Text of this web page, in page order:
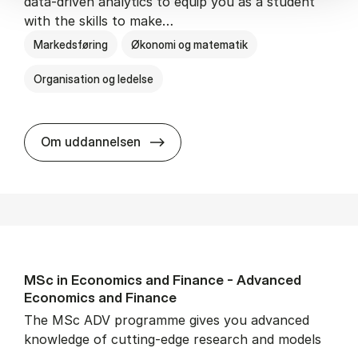
with the skills to make…
Markedsføring Økonomi og matematik
Organisation og ledelse
Om uddannelsen MSc in Eco­nom­ics and
MSc in Eco­nom­ics and Fin­ance - Ad­vanced
Eco­nom­ics and Fin­ance
The MSc ADV programme gives you advanced
knowledge of cutting-edge research and models